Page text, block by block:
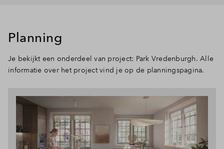
Planning
Je bekijkt een onderdeel van project: Park Vredenburgh. Alle
informatie over het project vind je op de planningspagina.